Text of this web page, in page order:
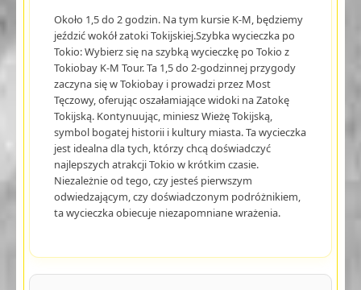
Około 1,5 do 2 godzin. Na tym kursie K-M, będziemy
jeździć wokół zatoki Tokijskiej.Szybka wycieczka po
Tokio: Wybierz się na szybką wycieczkę po Tokio z
Tokiobay K-M Tour. Ta 1,5 do 2-godzinnej przygody
zaczyna się w Tokiobay i prowadzi przez Most
Tęczowy, oferując oszałamiające widoki na Zatokę
Tokijską. Kontynuując, miniesz Wieżę Tokijską,
symbol bogatej historii i kultury miasta. Ta wycieczka
jest idealna dla tych, którzy chcą doświadczyć
najlepszych atrakcji Tokio w krótkim czasie.
Niezależnie od tego, czy jesteś pierwszym
odwiedzającym, czy doświadczonym podróżnikiem,
ta wycieczka obiecuje niezapomniane wrażenia.